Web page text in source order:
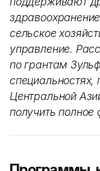
сельское
управление.
по грантам
специальностях,
Центральной
получить полное